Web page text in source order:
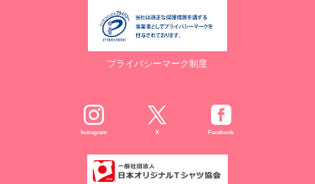
７. 個人情報の提供の任意性と提供されない場合に起こりうる影響
８. Cookie（クッキー）等の利用について
当社のウェブサイトでは、お客様に適したサービスや情報、広告等
を提供する目的のため、Cookie（クッキー）及びそれに類する技
プライバシーマーク制度
Instagram X Facebook